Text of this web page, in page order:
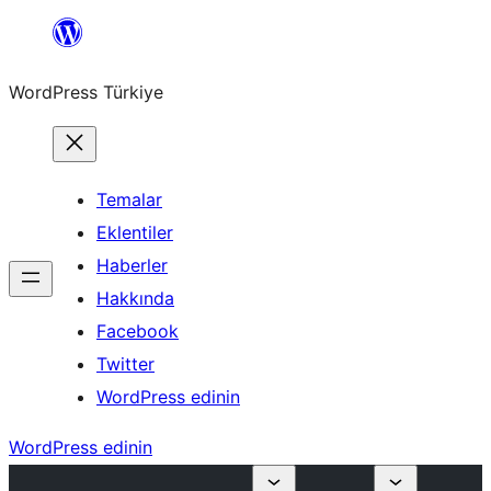
İçeriğe
WordPress Türkiye
Temalar
Eklentiler
Haberler
Hakkında
Facebook
Twitter
WordPress edinin
WordPress edinin